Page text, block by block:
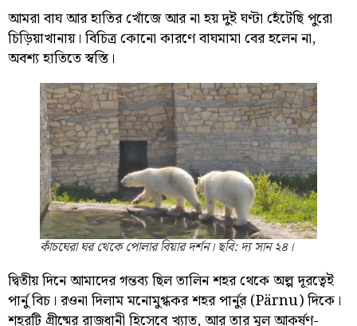
আমরা বাঘ আর হাতির খোঁজে আর না হয় দুই ঘণ্টা হেঁটেছি পুরো
চিড়িয়াখানায়। বিচিত্র কোনো কারণে বাঘমামা বের হলেন না,
অবশ্য হাতিতে স্বস্তি।
কাঁচঘেরা ঘর থেকে পোলার বিয়ার দর্শন। ছবি: দ্য সান ২৪।
দ্বিতীয় দিনে আমাদের গন্তব্য ছিল তালিন শহর থেকে অল্প দূরত্বেই
পার্নু বিচ। রওনা দিলাম মনোমুগ্ধকর শহর পার্নুর (Pärnu) দিকে।
শহরটি গ্রীষ্মের রাজধানী হিসেবে খ্যাত, আর তার মূল আকর্ষণ-